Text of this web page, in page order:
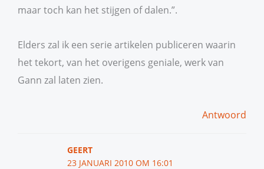
maar toch kan het stijgen of dalen.”.
Elders zal ik een serie artikelen publiceren waarin
het tekort, van het overigens geniale, werk van
Gann zal laten zien.
Antwoord
GEERT
23 JANUARI 2010 OM 16:01